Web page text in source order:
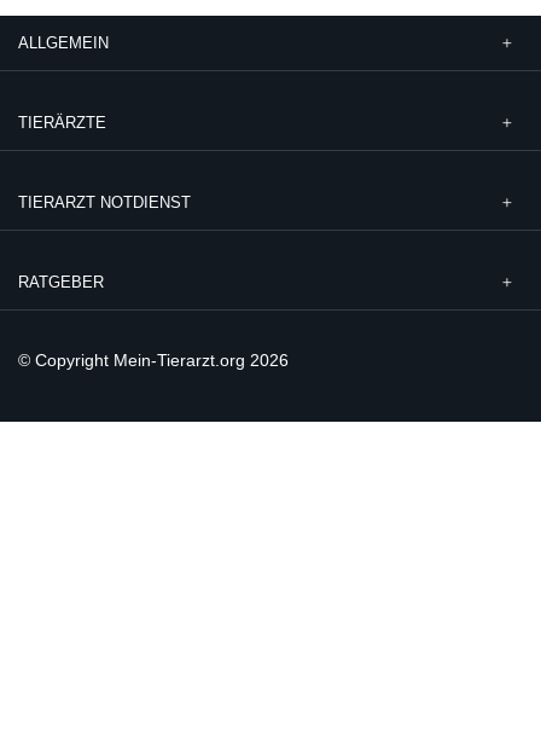
ALLGEMEIN
TIERÄRZTE
TIERARZT NOTDIENST
RATGEBER
© Copyright Mein-Tierarzt.org 2026